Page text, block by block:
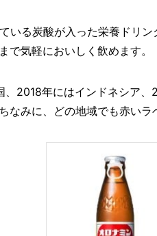
いる炭酸が入った栄養ドリ
で気軽においしく飲めます。
2018年にはインドネシア
なみに、どの地域でも赤いラ